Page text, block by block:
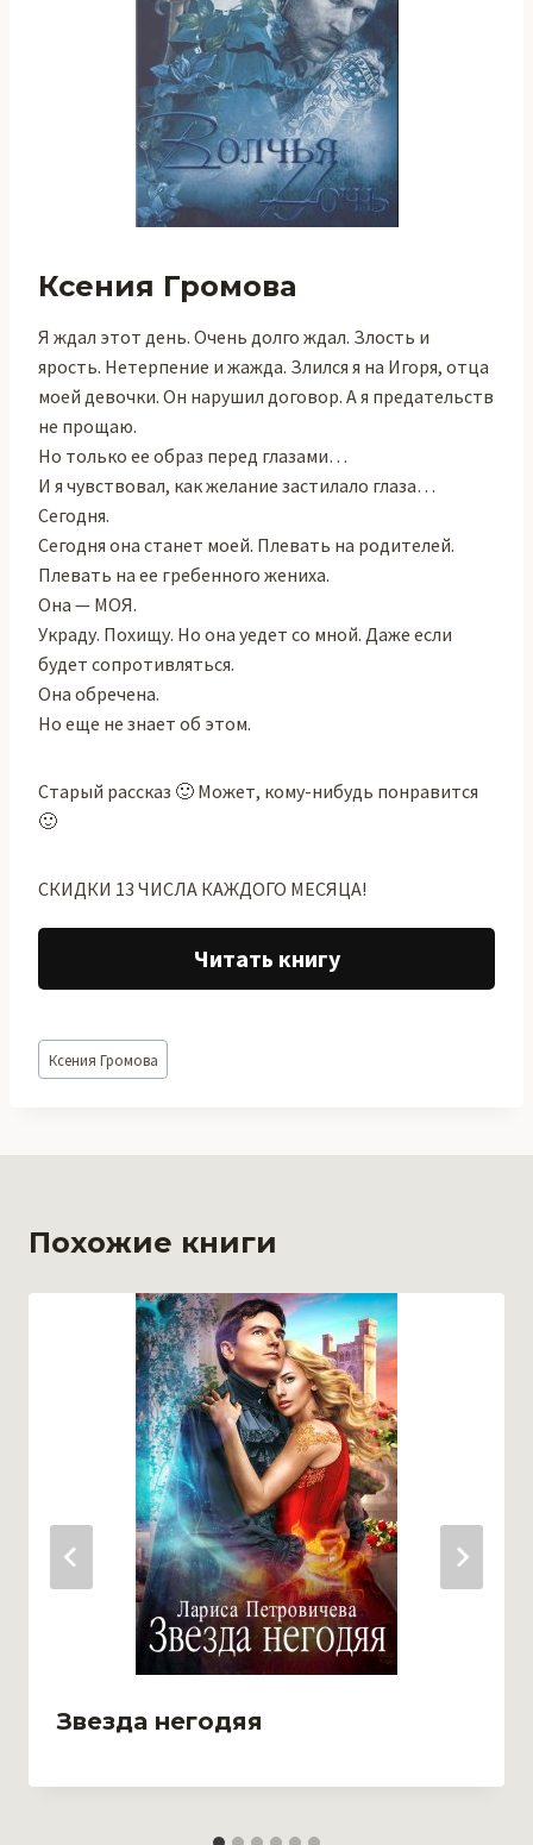
Ксения Громова
Я ждал этот день. Очень долго ждал. Злость и
ярость. Нетерпение и жажда. Злился я на Игоря, отца
моей девочки. Он нарушил договор. А я предательств
не прощаю.
Но только ее образ перед глазами…
И я чувствовал, как желание застилало глаза…
Сегодня.
Сегодня она станет моей. Плевать на родителей.
Плевать на ее гребенного жениха.
Она — МОЯ.
Украду. Похищу. Но она уедет со мной. Даже если
будет сопротивляться.
Она обречена.
Но еще не знает об этом.
Старый рассказ 🙂 Может, кому-нибудь понравится
🙂
СКИДКИ 13 ЧИСЛА КАЖДОГО МЕСЯЦА!
Читать книгу
Метки
записи:
Ксения Громова
Похожие книги
Звезда негодяя